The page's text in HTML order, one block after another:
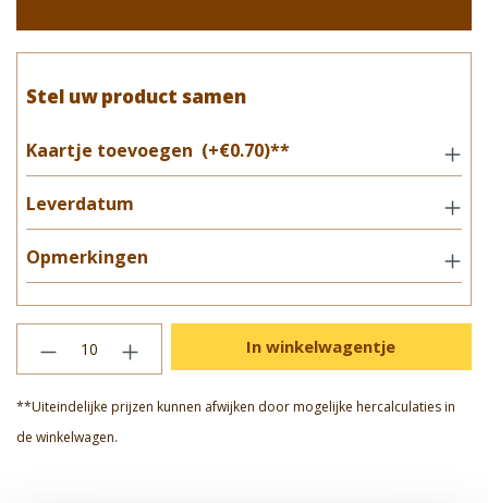
Stel uw product samen
Kaartje toevoegen (+€0.70)**
Leverdatum
Opmerkingen
In winkelwagentje
**Uiteindelijke prijzen kunnen afwijken door mogelijke hercalculaties in
de winkelwagen.